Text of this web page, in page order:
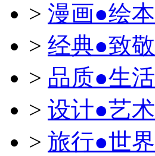
> 漫画●绘本
> 经典●致敬
> 品质●生活
> 设计●艺术
> 旅行●世界